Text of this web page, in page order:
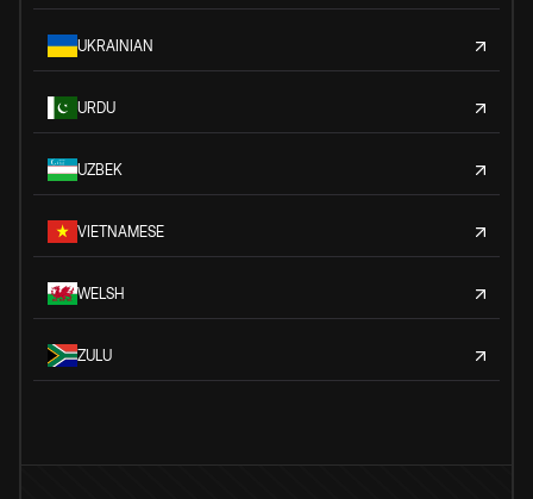
UKRAINIAN
URDU
UZBEK
VIETNAMESE
WELSH
ZULU